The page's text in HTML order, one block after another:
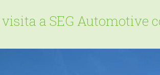
a SEG Automotive